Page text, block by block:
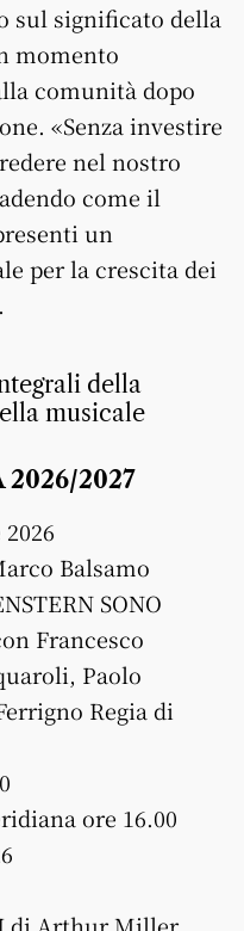
sul significato della
momento
comunità dopo
«Senza investire
nel nostro
come il
un
per la crescita dei
della
musicale
2026/2027
Balsamo
SONO
Francesco
Paolo
Regia di
ore 16.00
di Arthur Miller